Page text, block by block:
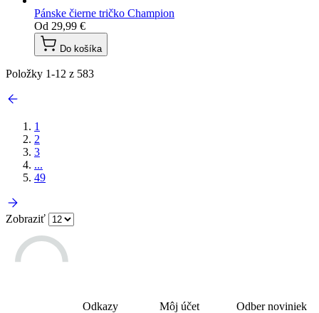
Pánske čierne tričko Champion
Od 29,99 €
Do košíka
Položky 1-12 z 583
1
2
3
...
49
Zobraziť
Odkazy
Môj účet
Odber noviniek